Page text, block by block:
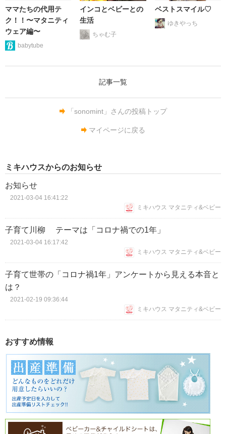
ママたちの代用テ
ク！！〜マタニティ
ウェア編〜
babytube
インコとベビーとの
生活
ちゃむ子
ベストスマイル♡
ゆきやっち
記事一覧
「sonomint」さんの投稿トップ
マイページに戻る
ミキハウスからのお知らせ
お知らせ
2021-03-04 16:41:22
ミキハウス マタニティ&ベビー
子育て川柳 テーマは「コロナ禍での1年」
2021-03-04 16:17:42
ミキハウス マタニティ&ベビー
子育て世帯の「コロナ禍1年」アンケートから見える本音と
は？
2021-02-19 09:36:44
ミキハウス マタニティ&ベビー
おすすめ情報